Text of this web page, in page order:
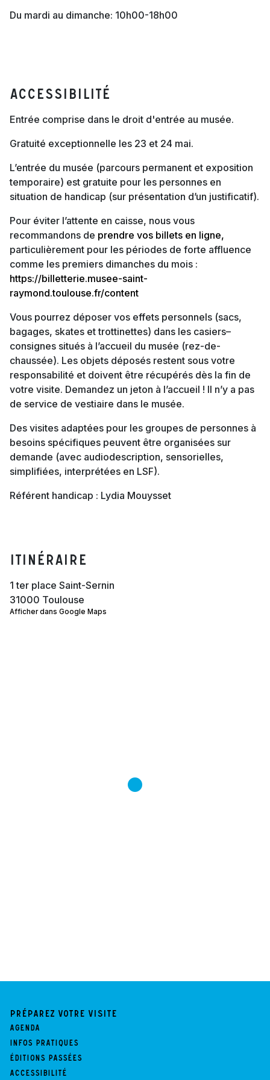
Du mardi au dimanche: 10h00-18h00
Accessibilité
Entrée comprise dans le droit d'entrée au musée.
Gratuité exceptionnelle les 23 et 24 mai.
L’entrée du musée (parcours permanent et exposition
temporaire) est gratuite pour les personnes en
situation de handicap (sur présentation d’un justificatif).
Pour éviter l’attente en caisse, nous vous
recommandons de prendre vos billets en ligne,
particulièrement pour les périodes de forte affluence
comme les premiers dimanches du mois :
https://billetterie.musee-saint-
raymond.toulouse.fr/content
Vous pourrez déposer vos effets personnels (sacs,
bagages, skates et trottinettes) dans les casiers–
consignes situés à l’accueil du musée (rez-de-
chaussée). Les objets déposés restent sous votre
responsabilité et doivent être récupérés dès la fin de
votre visite. Demandez un jeton à l’accueil ! Il n’y a pas
de service de vestiaire dans le musée.
Des visites adaptées pour les groupes de personnes à
besoins spécifiques peuvent être organisées sur
demande (avec audiodescription, sensorielles,
simplifiées, interprétées en LSF).
Référent handicap : Lydia Mouysset
Itinéraire
1 ter place Saint-Sernin
31000 Toulouse
Afficher dans Google Maps
Préparez votre visite
Agenda
Infos pratiques
Éditions passées
Accessibilité